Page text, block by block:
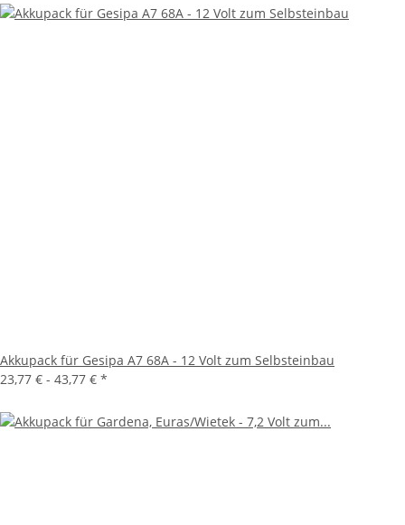
Akkupack für Gesipa A7 68A - 12 Volt zum Selbsteinbau
23,77 € - 43,77 € *